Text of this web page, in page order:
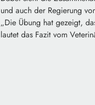
und auch der Regierung
„Die Übung hat gezeigt,
lautet das Fazit vom